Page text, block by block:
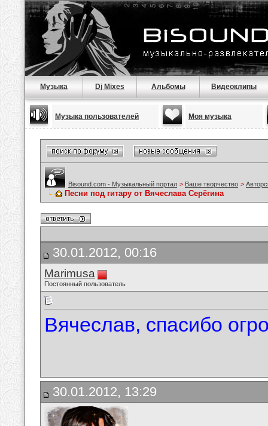
Музыка Dj Mixes Альбомы Видеоклипы
Музыка пользователей Моя музыка
Bisound.com - Музыкальный портал > Ваше творчество >
Песни под гитару от Вячеслава Серёгина
30.01.2012, 00:16
Marimusa
Постоянный пользователь
Вячеслав, спасибо
30.01.2012, 13:29